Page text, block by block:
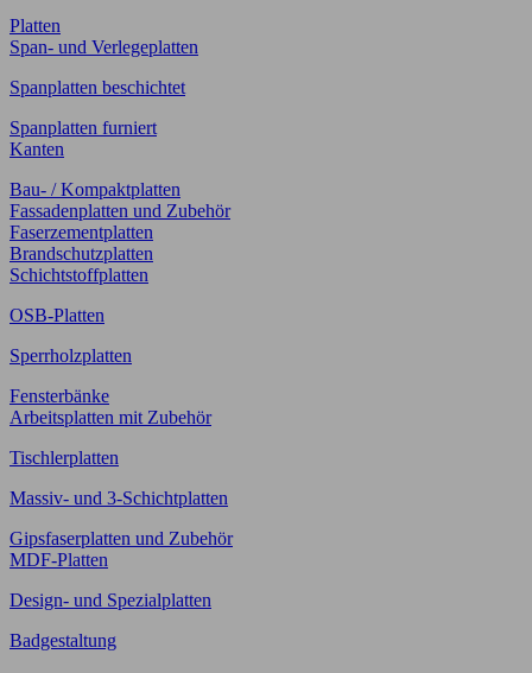
Platten
Span- und Verlegeplatten
Spanplatten beschichtet
Spanplatten furniert
Kanten
Bau- / Kompaktplatten
Fassadenplatten und Zubehör
Faserzementplatten
Brandschutzplatten
Schichtstoffplatten
OSB-Platten
Sperrholzplatten
Fensterbänke
Arbeitsplatten mit Zubehör
Tischlerplatten
Massiv- und 3-Schichtplatten
Gipsfaserplatten und Zubehör
MDF-Platten
Design- und Spezialplatten
Badgestaltung